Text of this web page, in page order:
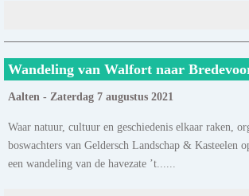
Wandeling van Walfort naar
Aalten - Zaterdag 7 augustus 2021
Waar natuur, cultuur en geschiedenis elkaar raken,
boswachters van Geldersch Landschap & Kasteelen
een wandeling van de havezate ’t......